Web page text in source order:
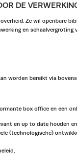
DE
Ze wil openbare
en
worden bereikt via
box office en een
en up to date houden
(technologische)